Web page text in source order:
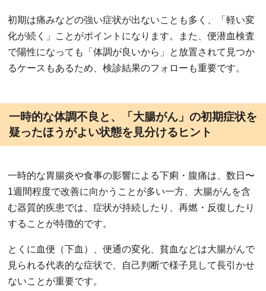
初期は痛みなどの強い症状が出ないことも多く、「軽い変
化が続く」ことがポイントになります。また、便潜血検査
で陽性になっても「体調が良いから」と放置されて見つか
るケースもあるため、検診結果のフォローも重要です。
一時的な体調不良と、「大腸がん」の初期症状を
疑ったほうがよい状態を見分けるヒント
一時的な胃腸炎や食事の影響による下痢・腹痛は、数日〜
1週間程度で改善に向かうことが多い一方、大腸がんを含
む器質的疾患では、症状が持続したり、再燃・反復したり
することが特徴的です。
とくに血便（下血）、便通の変化、貧血などは大腸がんで
見られる代表的な症状で、自己判断で様子見して長引かせ
ないことが重要です。